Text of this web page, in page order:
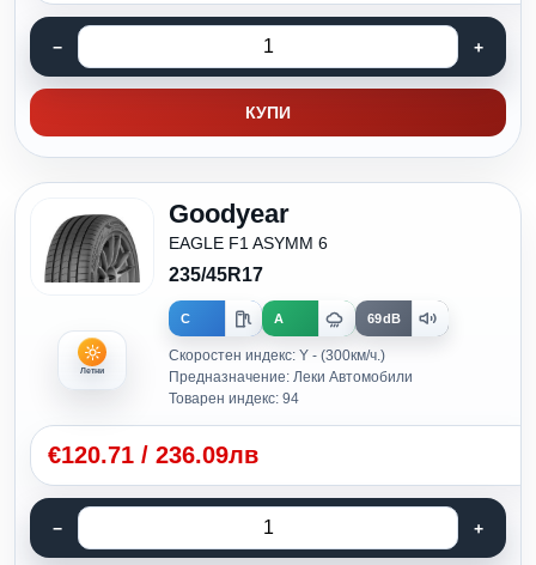
КУПИ
Летни
Goodyear
EAGLE F1 ASYMM 6
235/45R17
C A 69dB
Скоростен индекс: Y - (300км/ч.)
Предназначение: Леки Автомобили
Товарен индекс: 94
€120.71 / 236.09лв